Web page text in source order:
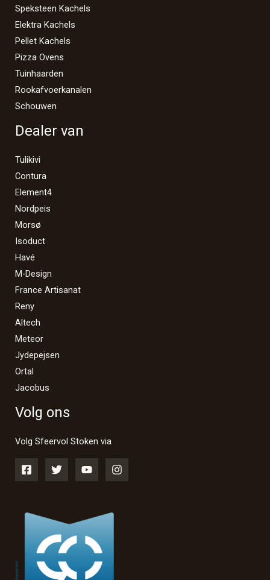
Speksteen Kachels
Elektra Kachels
Pellet Kachels
Pizza Ovens
Tuinhaarden
Rookafvoerkanalen
Schouwen
Dealer van
Tulikivi
Contura
Element4
Nordpeis
Morsø
Isoduct
Havé
M-Design
France Artisanat
Reny
Altech
Meteor
Jydepejsen
Ortal
Jacobus
Volg ons
Volg Sfeervol Stoken via